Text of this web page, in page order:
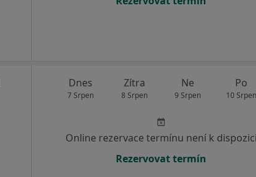
Dnes
7 Srpen
Zítra
8 Srpen
Ne
9 Srpen
Po
10 Srpen
Online rezervace termínu není k dispozici
Rezervovat termín